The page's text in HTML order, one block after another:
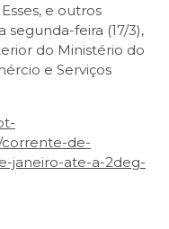
e outros
feira (17/3),
do Ministério do
e Serviços
corrente-de-
janeiro-ate-a-2deg-